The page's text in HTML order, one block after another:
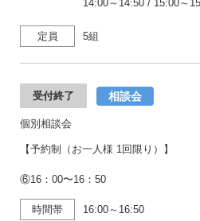
14:00～14:50 / 15:00～
定員 5組
受付終了 相談会
個別相談会
【予約制（お一人様 1回限り）】
⑥16：00〜16：50
時間帯 16:00～16:50